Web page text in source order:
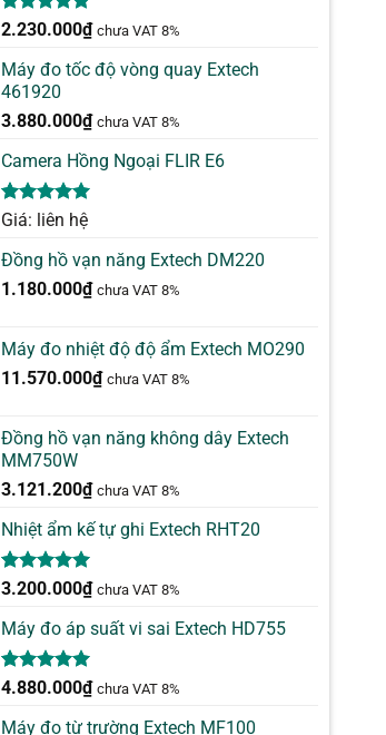
5.00trên 5
1
đánh giá
2.230.000₫ chưa VAT 8%
Máy đo tốc độ vòng quay Extech
461920
3.880.000₫ chưa VAT 8%
Camera Hồng Ngoại FLIR E6
5.00 trên 5
1
đánh giá
Giá: liên hệ
Đồng hồ vạn năng Extech DM220
1.180.000₫ chưa VAT 8%
Máy đo nhiệt độ độ ẩm Extech MO290
11.570.000₫ chưa VAT 8%
Đồng hồ vạn năng không dây Extech
MM750W
3.121.200₫ chưa VAT 8%
Nhiệt ẩm kế tự ghi Extech RHT20
5.00trên 5
2
đánh giá
3.200.000₫ chưa VAT 8%
Máy đo áp suất vi sai Extech HD755
5.00trên 5
1
đánh giá
4.880.000₫ chưa VAT 8%
Máy đo từ trường Extech MF100